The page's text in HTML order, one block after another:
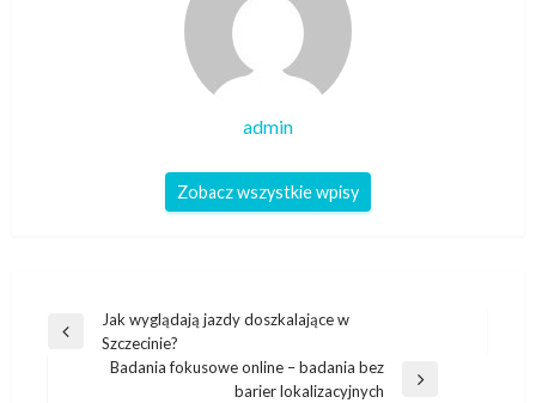
admin
Zobacz wszystkie wpisy
Nawigacja
wpisu
Poprzedni
Jak wyglądają jazdy doszkalające w
Szczecinie?
Badania fokusowe online – badania bez
barier lokalizacyjnych